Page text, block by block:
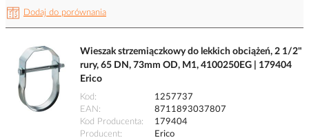
Dodaj do porównania
Wieszak strzemiączkowy do lekkich obciążeń, 2 1/2"
rury, 65 DN, 73mm OD, M1, 4100250EG | 179404
Erico
Kod
1257737
EAN
8711893037807
Kod Producenta
179404
Producent
Erico